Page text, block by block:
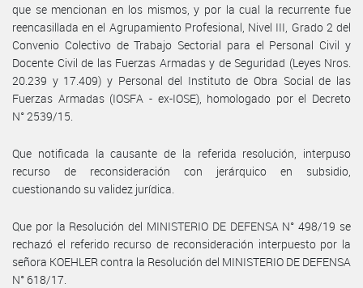
que se mencionan en los mismos, y por la cual la recurrente fue
reencasillada en el Agrupamiento Profesional, Nivel III, Grado 2 del
Convenio Colectivo de Trabajo Sectorial para el Personal Civil y
Docente Civil de las Fuerzas Armadas y de Seguridad (Leyes Nros.
20.239 y 17.409) y Personal del Instituto de Obra Social de las
Fuerzas Armadas (IOSFA - ex-IOSE), homologado por el Decreto
N° 2539/15.
Que notificada la causante de la referida resolución, interpuso
recurso de reconsideración con jerárquico en subsidio,
cuestionando su validez jurídica.
Que por la Resolución del MINISTERIO DE DEFENSA N° 498/19 se
rechazó el referido recurso de reconsideración interpuesto por la
señora KOEHLER contra la Resolución del MINISTERIO DE DEFENSA
N° 618/17.